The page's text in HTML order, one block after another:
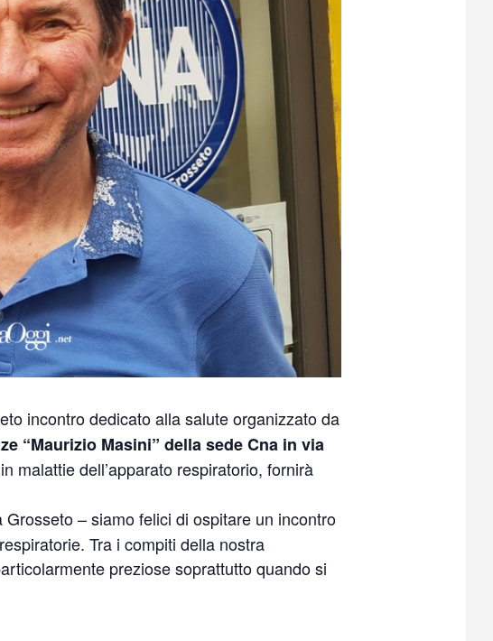
incontro dedicato alla salute organizzato da
“Maurizio Masini” della sede Cna in via
malattie dell’apparato respiratorio, fornirà
– siamo felici di ospitare un incontro
Tra i compiti della nostra
preziose soprattutto quando si